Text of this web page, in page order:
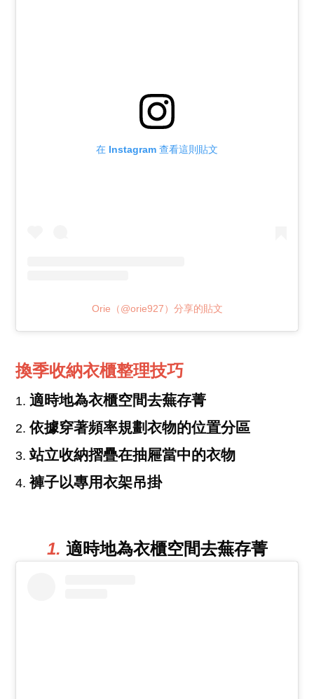
在 Instagram 查看這則貼文
Orie（@orie927）分享的貼文
換季收納衣櫃整理技巧
適時地為衣櫃空間去蕪存菁
依據穿著頻率規劃衣物的位置分區
站立收納摺疊在抽屜當中的衣物
褲子以專用衣架吊掛
1. 適時地為衣櫃空間去蕪存菁